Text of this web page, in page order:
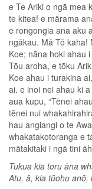
e Te Ariki o ngā mea
te kitea! e mārama
e rongongia ana aku
ngākau. Mā Tō
Koe; nāna hoki ahau
Tōu aroha, e tōku
Koe ahau i turakina
ai. e inoi nei ahau ki
aua kupu, “Tēnei
tēnei nui
hau angiangi o te
whakatakotoranga e
mātakitaki i ngā tini
Tukua kia toru āna
Atu, ā, kia tūohu